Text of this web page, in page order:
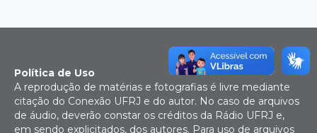
Política de Uso
A reprodução de matérias e fotografias é livre mediante
citação do Conexão UFRJ e do autor. No caso de arquivos
de áudio, deverão constar os créditos da Rádio UFRJ e,
em sendo explicitados, dos autores. Para uso de arquivos